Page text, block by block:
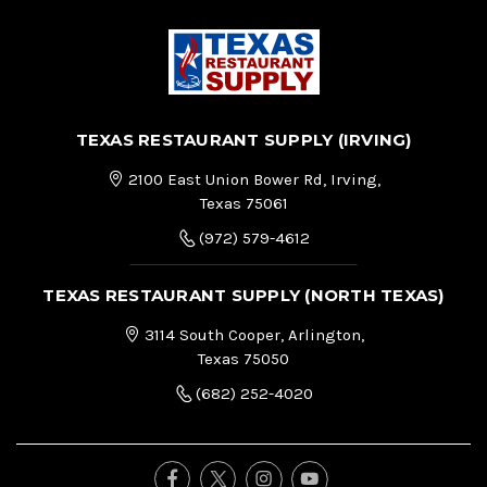
TEXAS RESTAURANT SUPPLY (IRVING)
2100 East Union Bower Rd, Irving,
Texas 75061
(972) 579-4612
TEXAS RESTAURANT SUPPLY (NORTH TEXAS)
3114 South Cooper, Arlington,
Texas 75050
(682) 252-4020